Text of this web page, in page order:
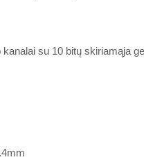
su 10 bitų skiriamąja